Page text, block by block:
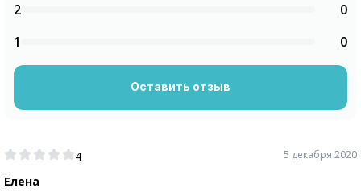
4
Елена
5 декабря 2020
2
0
1
0
Оставить отзыв